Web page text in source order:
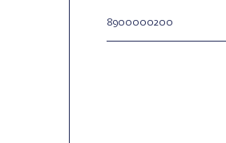
8900000200